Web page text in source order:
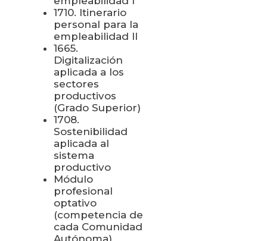
1710. Itinerario
personal para la
empleabilidad II
1665.
Digitalización
aplicada a los
sectores
productivos
(Grado Superior)
1708.
Sostenibilidad
aplicada al
sistema
productivo
Módulo
profesional
optativo
(competencia de
cada Comunidad